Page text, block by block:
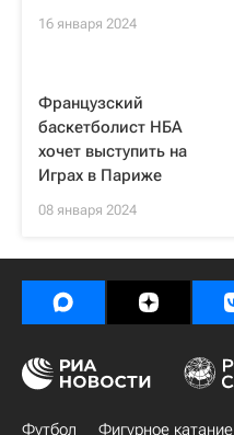
16 января 2024
Французский
баскетболист НБА
хочет выступить на
Играх в Париже
08 января 2024
Футбол Фигурное катание